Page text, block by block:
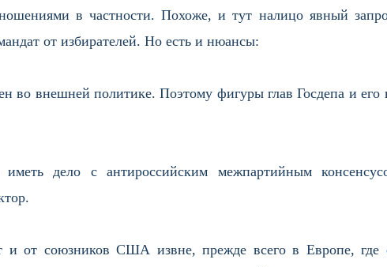
в частности. Похоже, и тут налицо явный
от избирателей. Но есть и нюансы:
во внешней политике. Поэтому фигуры глав Госдепа и его
дело с антироссийским межпартийным
и от союзников США извне, прежде всего в Европе, где